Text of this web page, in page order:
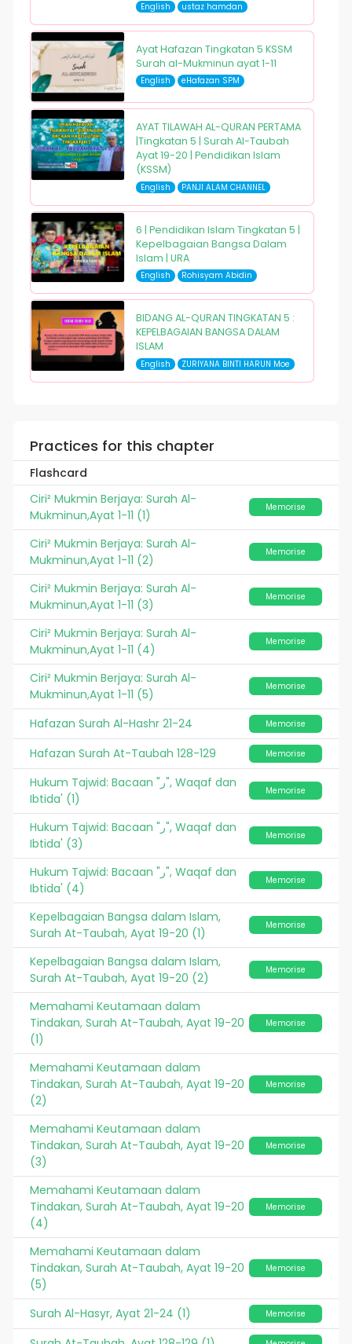
English ustaz hamdan
Ayat Hafazan Tingkatan 5 KSSM
Surah al-Mukminun ayat 1-11
English eHafazan SPM
AYAT TILAWAH AL-QURAN PERTAMA
|Tingkatan 5 | Surah Al-Taubah
Ayat 19-20 | Pendidikan Islam
(KSSM)
English PANJI ALAM CHANNEL
6 | Pendidikan Islam Tingkatan 5 |
Kepelbagaian Bangsa Dalam
Islam | URA
English Rohisyam Abidin
BIDANG AL-QURAN TINGKATAN 5 :
KEPELBAGAIAN BANGSA DALAM
ISLAM
English ZURIYANA BINTI HARUN Moe
Practices for this chapter
Flashcard
Ciri² Mukmin Berjaya: Surah Al-
Mukminun,Ayat 1-11 (1)
Memorise
Ciri² Mukmin Berjaya: Surah Al-
Mukminun,Ayat 1-11 (2)
Memorise
Ciri² Mukmin Berjaya: Surah Al-
Mukminun,Ayat 1-11 (3)
Memorise
Ciri² Mukmin Berjaya: Surah Al-
Mukminun,Ayat 1-11 (4)
Memorise
Ciri² Mukmin Berjaya: Surah Al-
Mukminun,Ayat 1-11 (5)
Memorise
Hafazan Surah Al-Hashr 21-24 Memorise
Hafazan Surah At-Taubah 128-129 Memorise
Hukum Tajwid: Bacaan "ر", Waqaf dan
Ibtida' (1)
Memorise
Hukum Tajwid: Bacaan "ر", Waqaf dan
Ibtida' (3)
Memorise
Hukum Tajwid: Bacaan "ر", Waqaf dan
Ibtida' (4)
Memorise
Kepelbagaian Bangsa dalam Islam,
Surah At-Taubah, Ayat 19-20 (1)
Memorise
Kepelbagaian Bangsa dalam Islam,
Surah At-Taubah, Ayat 19-20 (2)
Memorise
Memahami Keutamaan dalam
Tindakan, Surah At-Taubah, Ayat 19-20
(1)
Memorise
Memahami Keutamaan dalam
Tindakan, Surah At-Taubah, Ayat 19-20
(2)
Memorise
Memahami Keutamaan dalam
Tindakan, Surah At-Taubah, Ayat 19-20
(3)
Memorise
Memahami Keutamaan dalam
Tindakan, Surah At-Taubah, Ayat 19-20
(4)
Memorise
Memahami Keutamaan dalam
Tindakan, Surah At-Taubah, Ayat 19-20
(5)
Memorise
Surah Al-Hasyr, Ayat 21-24 (1) Memorise